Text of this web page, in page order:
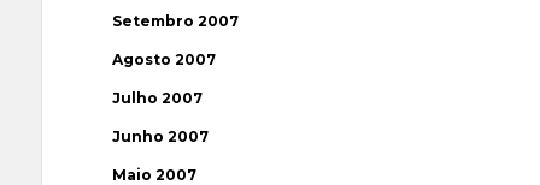
Setembro 2007
Agosto 2007
Julho 2007
Junho 2007
Maio 2007